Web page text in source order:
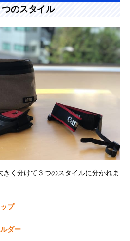
のスタイル
く分けて３つのスタイルに分かれま
プ
ダー